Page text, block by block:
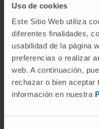
Uso de cookies
Este Sitio Web utiliza
diferentes finalidades,
usabilidad de la página
preferencias o realizar
web. A continuación,
rechazar o bien
información en nuestra
la salud. Siempre es
Universidad de Navarra no
inapropiado o la
este diccionario.
Infografías realizadas con https://
© Clínica Universidad de